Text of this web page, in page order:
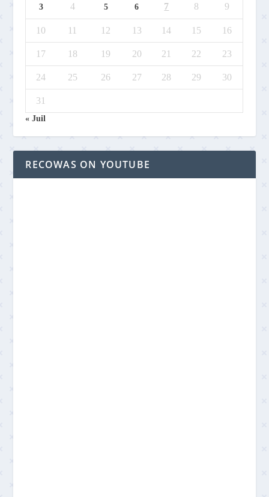
3 4 5 6 7 8 9
10 11 12 13 14 15 16
17 18 19 20 21 22 23
24 25 26 27 28 29 30
31
« Juil
RECOWAS ON YOUTUBE